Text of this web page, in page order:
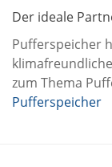
Der ideale
Pufferspeicher
zum Thema
Pufferspeicher